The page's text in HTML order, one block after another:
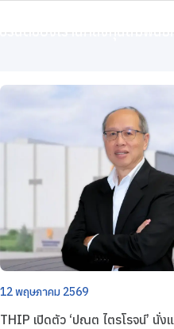
รนด์ของเรานักลงทุนสัมพันธ์
12 พฤษภาคม 2569
THIP เปิดตัว ‘ปณต ไตรโรจน์’ นั่